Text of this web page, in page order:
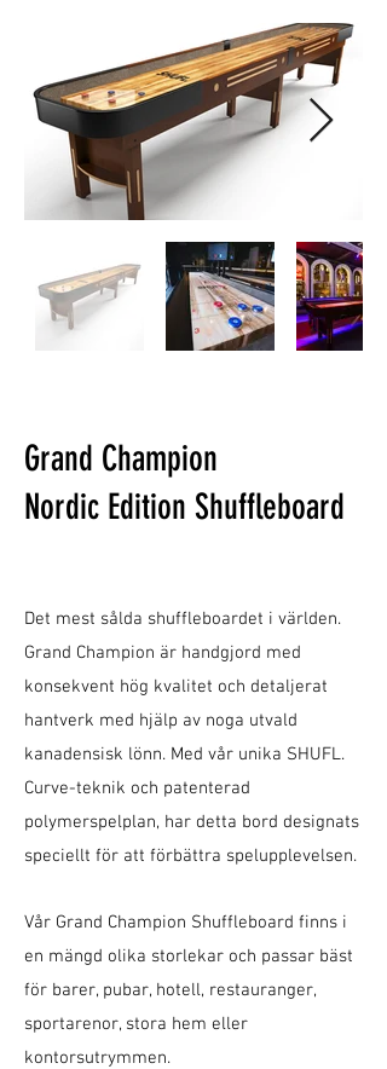
Grand Champion
Nordic Edition Shuffleboard
Det mest sålda shuffleboardet i världen.
Grand Champion är handgjord med
konsekvent hög kvalitet och detaljerat
hantverk med hjälp av noga utvald
kanadensisk lönn. Med vår unika SHUFL.
Curve-teknik och patenterad
polymerspelplan, har detta bord designats
speciellt för att förbättra spelupplevelsen.
Vår Grand Champion Shuffleboard finns i
en mängd olika storlekar och passar bäst
för barer, pubar, hotell, restauranger,
sportarenor, stora hem eller
kontorsutrymmen.